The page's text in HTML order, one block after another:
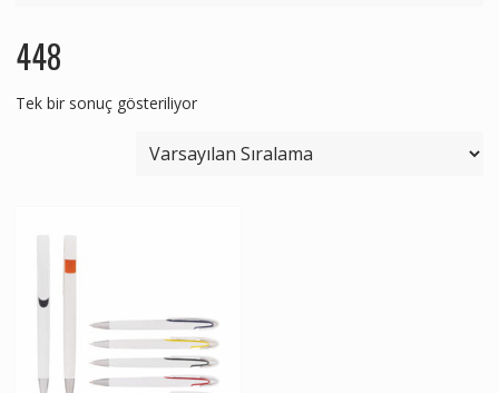
448
Tek bir sonuç gösteriliyor